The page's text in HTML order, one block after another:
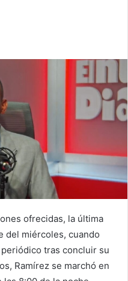
ofrecidas, la última
del miércoles, cuando
tras concluir su
Ramírez se marchó en